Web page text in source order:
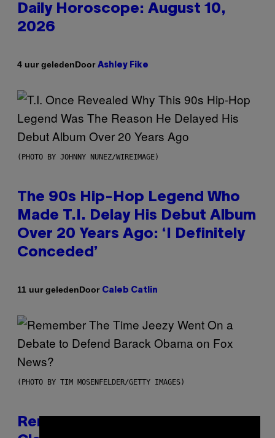
Daily Horoscope: August 10,
2026
4 uur geledenDoor Ashley Fike
(PHOTO BY JOHNNY NUNEZ/WIREIMAGE)
The 90s Hip-Hop Legend Who
Made T.I. Delay His Debut Album
Over 20 Years Ago: ‘I Definitely
Conceded’
11 uur geledenDoor Caleb Catlin
(PHOTO BY TIM MOSENFELDER/GETTY IMAGES)
Remember the Time Jeezy